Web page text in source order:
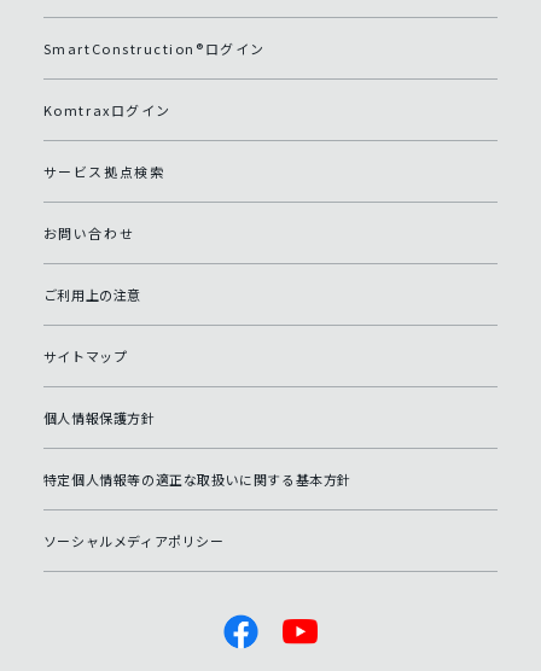
SmartConstruction®ログイン
Komtraxログイン
サービス拠点検索
お問い合わせ
ご利用上の注意
サイトマップ
個人情報保護方針
特定個人情報等の適正な取扱いに関する基本方針
ソーシャルメディアポリシー